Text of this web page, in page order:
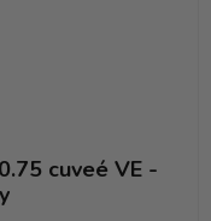
cuveé VE -